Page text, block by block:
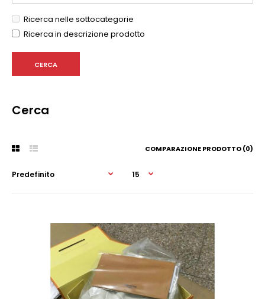
Ricerca nelle sottocategorie
Ricerca in descrizione prodotto
Cerca
COMPARAZIONE PRODOTTO (0)